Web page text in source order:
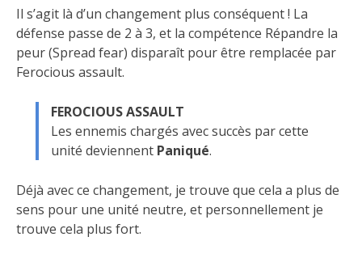
Il s’agit là d’un changement plus conséquent ! La
défense passe de 2 à 3, et la compétence Répandre la
peur (Spread fear) disparaît pour être remplacée par
Ferocious assault.
FEROCIOUS ASSAULT
Les ennemis chargés avec succès par cette
unité deviennent Paniqué.
Déjà avec ce changement, je trouve que cela a plus de
sens pour une unité neutre, et personnellement je
trouve cela plus fort.